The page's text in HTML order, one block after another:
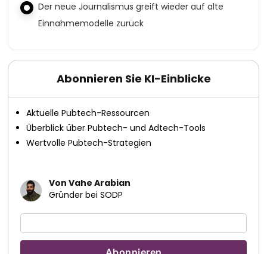
Der neue Journalismus greift wieder auf alte
Einnahmemodelle zurück
Abonnieren Sie KI-Einblicke
Aktuelle Pubtech-Ressourcen
Überblick über Pubtech- und Adtech-Tools
Wertvolle Pubtech-Strategien
Von Vahe Arabian
Gründer bei SODP